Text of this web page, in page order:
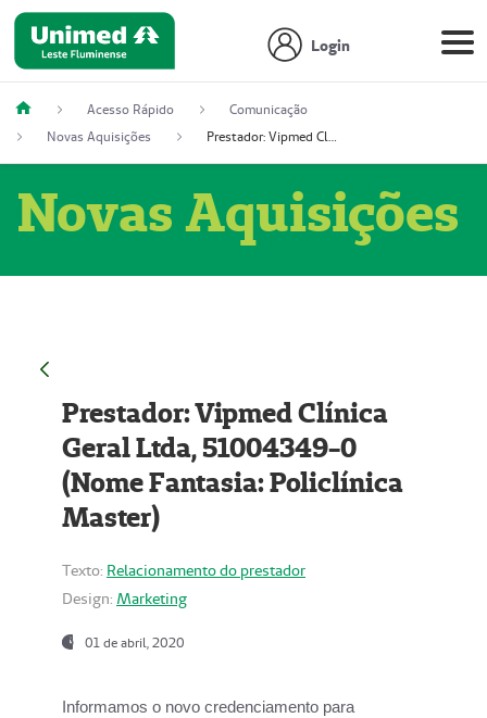
Login
Acesso Rápido
Comunicação
Novas Aquisições
Prestador: Vipmed Clínica Geral Ltda, 51004349-0 (Nome Fantasia: Policlínica Master)
Novas Aquisições
Prestador: Vipmed Clínica
Geral Ltda, 51004349-0
(Nome Fantasia: Policlínica
Master)
Texto: Relacionamento do prestador
Design: Marketing
01 de abril, 2020
Informamos o novo credenciamento para